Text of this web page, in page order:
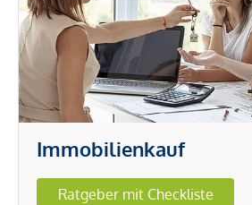
Immobilienkauf
Ratgeber mit Checkliste